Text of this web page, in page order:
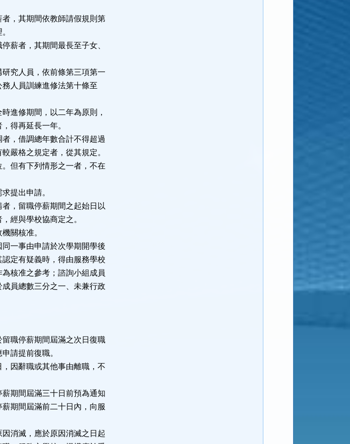
，其期間依教師請假規則第
薪者，其期間最長至子女、
究人員，依前條第三項第一
人員訓練進修法第十條至
進修期間，以二年為原則，
得再延長一年。
，借調總年數合計不得超過
嚴格之規定者，從其規定。
但有下列情形之一者，不在
提出申請。
，留職停薪期間之起始日以
經與學校協商定之。
關核准。
一事由申請於次學期開學後
定有疑義時，得由服務學校
核准之參考；諮詢小組成員
員總數三分之一、未兼行政
職停薪期間屆滿之次日復職
請提前復職。
因辭職或其他事由離職，不
期間屆滿三十日前預為通知
期間屆滿前二十日內，向服
消滅，應於原因消滅之日起